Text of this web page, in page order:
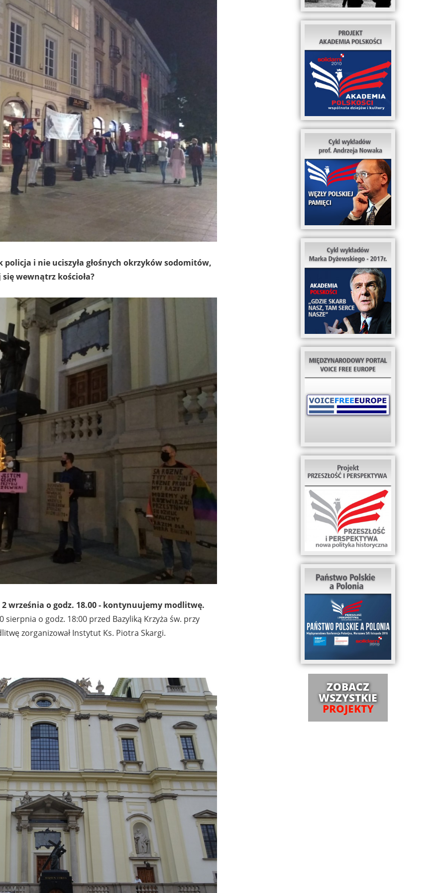
i nie uciszyła głośnych okrzyków sodomitów,
wewnątrz kościoła?
września o godz. 18.00 - kontynuujemy modlitwę.
sierpnia o godz. 18:00 przed Bazyliką Krzyża św. przy
zorganizował Instytut Ks. Piotra Skargi.
ZOBACZ
WSZYSTKIE
PROJEKTY